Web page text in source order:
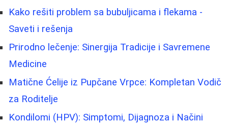
Kako rešiti problem sa bubuljicama i flekama -
Saveti i rešenja
Prirodno lečenje: Sinergija Tradicije i Savremene
Medicine
Matične Ćelije iz Pupčane Vrpce: Kompletan Vodič
za Roditelje
Kondilomi (HPV): Simptomi, Dijagnoza i Načini